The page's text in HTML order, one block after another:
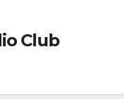
Club